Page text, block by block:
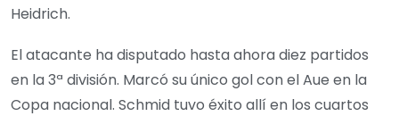
Heidrich.
El atacante ha disputado hasta ahora diez partidos
en la 3ª división. Marcó su único gol con el Aue en la
Copa nacional. Schmid tuvo éxito allí en los cuartos